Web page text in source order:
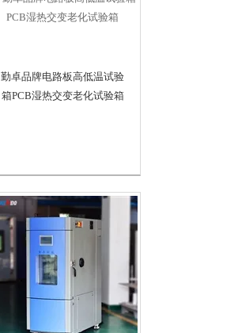
勤卓品牌电路板高低温试验
箱PCB湿热交变老化试验箱